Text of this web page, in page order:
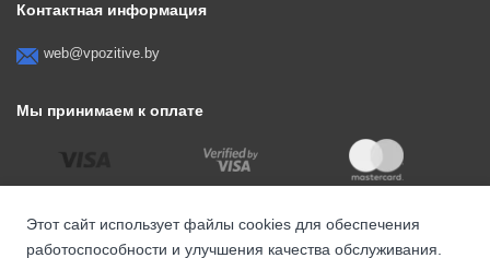
Мы принимаем к оплате
Контактная информация
web@vpozitive.by
Этот сайт использует файлы cookies для обеспечения
работоспособности и улучшения качества обслуживания.